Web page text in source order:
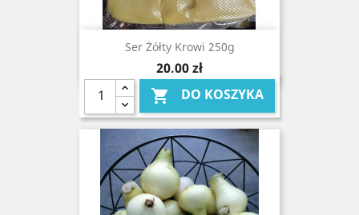
Ser Żółty Krowi 250g
Cena
20,00 zł
 DO KOSZYKA